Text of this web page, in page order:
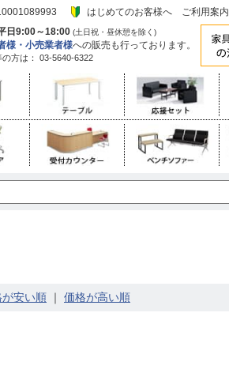
はじめてのお客様へ ご利用案内
日9:00～18:00 (土日祝・昼休憩を除く)
様・小売業者様への販売も行っております。
方は： 03-5640-6322
｜